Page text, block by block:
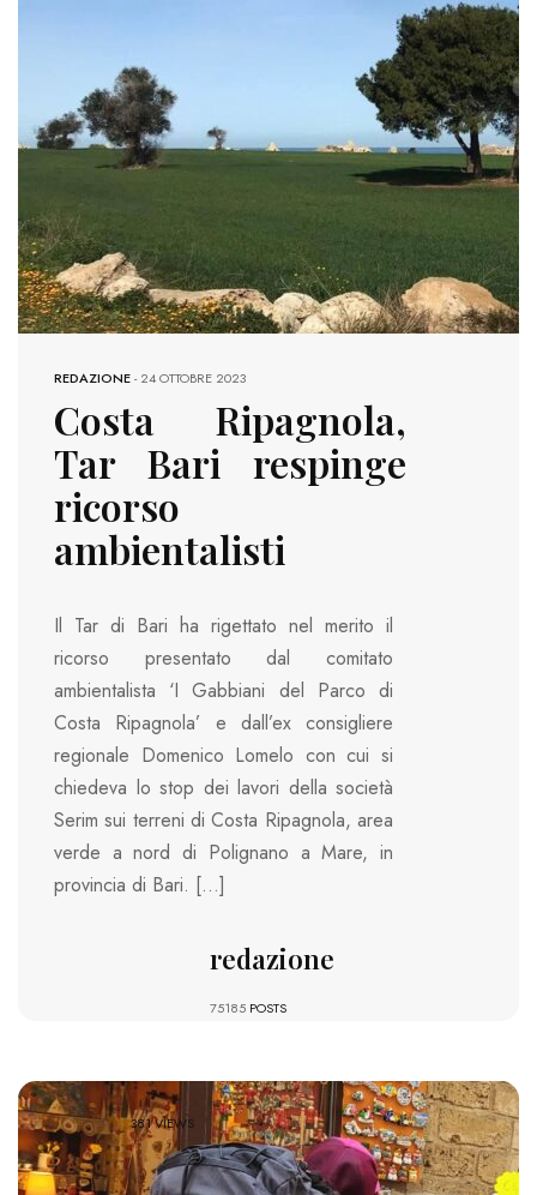
REDAZIONE-24 OTTOBRE 2023
Costa Ripagnola,
Tar Bari respinge
ricorso
ambientalisti
Il Tar di Bari ha rigettato nel merito il
ricorso presentato dal comitato
ambientalista ‘I Gabbiani del Parco di
Costa Ripagnola’ e dall’ex consigliere
regionale Domenico Lomelo con cui si
chiedeva lo stop dei lavori della società
Serim sui terreni di Costa Ripagnola, area
verde a nord di Polignano a Mare, in
provincia di Bari. […]
redazione
75185 POSTS
381 VIEWS